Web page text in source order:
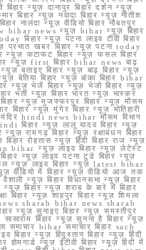
न्यूज़ दानापुर बिहार दर्शन न्यूज़
बिहार न्यूज़ नवादा बिहार न्यूज़ नीतीश
नालंदा न्यूज़ वीडियो बिहार नौबतपुर
bihar news न्यूज़ bihar न्यूज़ बिहार
बिहार न्यूज़ पटना लाइव टीवी बिहार
प्रभात खबर बिहार न्यूज़ पटना today
फटाफट बिहार न्यूज़ फसल बिहार
न्यूज़ first बिहार bihar news बाढ़
बताइए बिहार न्यूज़ बाढ़ बिहार न्यूज़
बेतिया बिहार न्यूज़ बांका बिहार bihar
न्यूज़ भेजें बिहार न्यूज़ भेजो बिहार न्यूज़
भर्ती न्यूज़ बिहार भारत न्यूज़ भास्कर
न्यूज़ मुजफ्फरपुर बिहार न्यूज़ मौसम
बिहार न्यूज़ मुंगेर बिहार न्यूज़ मोतिहारी
मंदिर hindi news bihar मौसम विभाग
बिहार न्यूज़ लालू यादव बिहार न्यूज़
न्यूज़ रामगढ़ बिहार न्यूज़ रक्षाबंधन बिहार
रोहतास न्यूज़ हिंदी बिहार राज न्यूज़
bihar न्यूज़ लाइव बिहार न्यूज़ लेटेस्ट
बिहार न्यूज़ लाइव पटना टुडे बिहार न्यूज़
न्यूज़ लाइव बिहार न्यूज़ latest bihar
में बिहार न्यूज़ वीडियो आज तक
न्यूज़ बिहार विधानसभा न्यूज़ बिहार
न्यूज़ बिहार न्यूज़ शराब के बारे में बिहार
बिहार न्यूज़ शाहपुर बिहार न्यूज़ शिमला
sharab bihar news sharab
न्यूज़ सुनाइए बिहार न्यूज़ समस्तीपुर
सासाराम बिहार न्यूज़ सुनना है बिहार न्यूज़
समाचार bihar समाचार बिहार sach
बिहार न्यूज़ हिंदुस्तान बिहार न्यूज़ हिंदी
होमगार्ड न्यूज़ ईटीवी बिहार न्यूज़ हिंदी में